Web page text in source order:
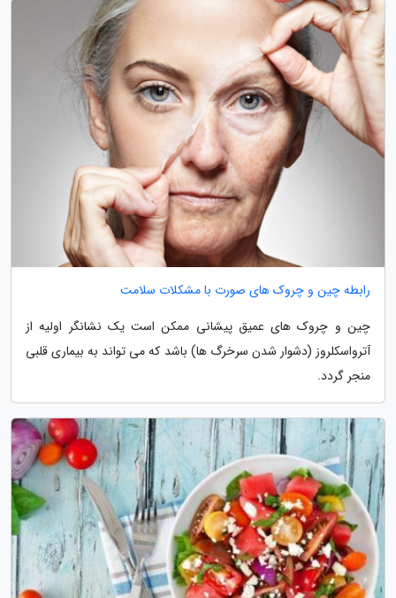
رابطه چین و چروک های صورت با مشکلات سلامت
چین و چروک های عمیق پیشانی ممکن است یک نشانگر اولیه از
آترواسکلروز (دشوار شدن سرخرگ ها) باشد که می تواند به بیماری قلبی
منجر گردد.